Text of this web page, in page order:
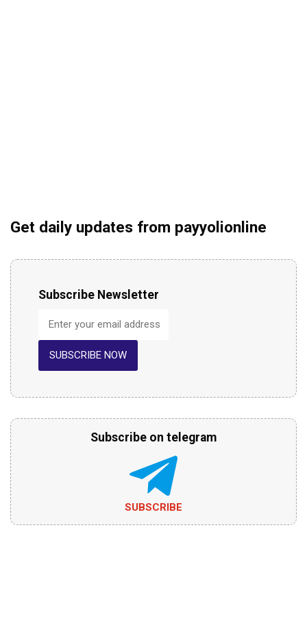
Get daily updates from payyolionline
Subscribe Newsletter
SUBSCRIBE NOW
Subscribe on telegram
SUBSCRIBE